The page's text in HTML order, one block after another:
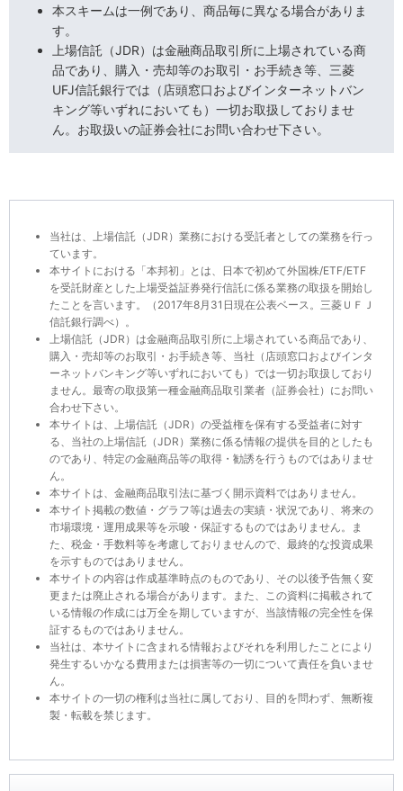
本スキームは一例であり、商品毎に異なる場合がありま
す。
上場信託（JDR）は金融商品取引所に上場されている商
品であり、購入・売却等のお取引・お手続き等、三菱
UFJ信託銀行では（店頭窓口およびインターネットバン
キング等いずれにおいても）一切お取扱しておりませ
ん。お取扱いの証券会社にお問い合わせ下さい。
当社は、上場信託（JDR）業務における受託者としての業務を行っ
ています。
本サイトにおける「本邦初」とは、日本で初めて外国株/ETF/ETF
を受託財産とした上場受益証券発行信託に係る業務の取扱を開始し
たことを言います。（2017年8月31日現在公表ベース。三菱ＵＦＪ
信託銀行調べ）。
上場信託（JDR）は金融商品取引所に上場されている商品であり、
購入・売却等のお取引・お手続き等、当社（店頭窓口およびインタ
ーネットバンキング等いずれにおいても）では一切お取扱しており
ません。最寄の取扱第一種金融商品取引業者（証券会社）にお問い
合わせ下さい。
本サイトは、上場信託（JDR）の受益権を保有する受益者に対す
る、当社の上場信託（JDR）業務に係る情報の提供を目的としたも
のであり、特定の金融商品等の取得・勧誘を行うものではありませ
ん。
本サイトは、金融商品取引法に基づく開示資料ではありません。
本サイト掲載の数値・グラフ等は過去の実績・状況であり、将来の
市場環境・運用成果等を示唆・保証するものではありません。ま
た、税金・手数料等を考慮しておりませんので、最終的な投資成果
を示すものではありません。
本サイトの内容は作成基準時点のものであり、その以後予告無く変
更または廃止される場合があります。また、この資料に掲載されて
いる情報の作成には万全を期していますが、当該情報の完全性を保
証するものではありません。
当社は、本サイトに含まれる情報およびそれを利用したことにより
発生するいかなる費用または損害等の一切について責任を負いませ
ん。
本サイトの一切の権利は当社に属しており、目的を問わず、無断複
製・転載を禁じます。